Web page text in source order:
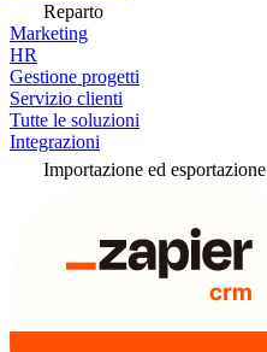
Reparto
Marketing
HR
Gestione progetti
Servizio clienti
Tutte le soluzioni
Integrazioni
Importazione ed esportazione